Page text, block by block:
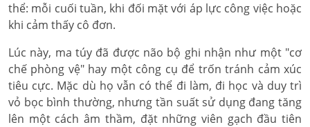
thể: mỗi cuối tuần, khi đối mặt với áp lực công việc hoặc
khi cảm thấy cô đơn.
Lúc này, ma túy đã được não bộ ghi nhận như một "cơ
chế phòng vệ" hay một công cụ để trốn tránh cảm xúc
tiêu cực. Mặc dù họ vẫn có thể đi làm, đi học và duy trì
vỏ bọc bình thường, nhưng tần suất sử dụng đang tăng
lên một cách âm thầm, đặt những viên gạch đầu tiên